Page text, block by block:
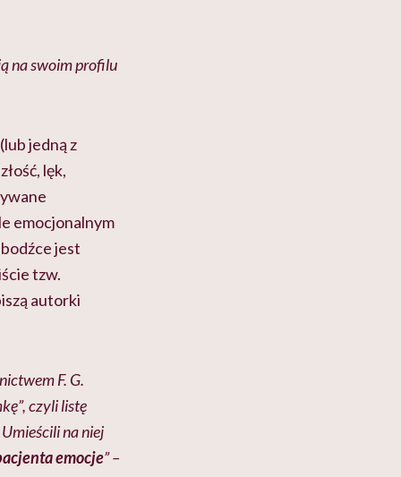
na swoim profilu
jedną z
lęk,
emocjonalnym
jest
tzw.
autorki
F. G.
czyli listę
na niej
emocje” –